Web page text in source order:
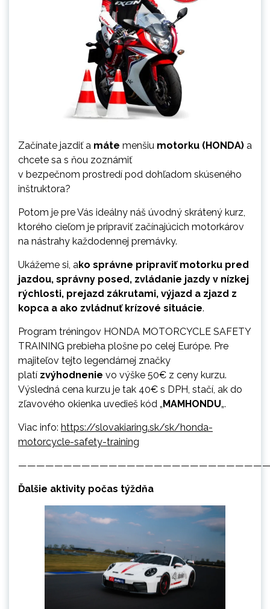
Začínate jazdiť a máte menšiu motorku (HONDA) a
chcete sa s ňou zoznámiť
v bezpečnom prostredí pod dohľadom skúseného
inštruktora?
Potom je pre Vás ideálny náš úvodný skrátený kurz,
ktorého cieľom je pripraviť začínajúcich motorkárov
na nástrahy každodennej premávky.
Ukážeme si, ako správne pripraviť motorku pred
jazdou, správny posed, zvládanie jazdy v nízkej
rýchlosti, prejazd zákrutami, výjazd a zjazd z
kopca a ako zvládnuť krízové situácie.
Program tréningov HONDA MOTORCYCLE SAFETY
TRAINING prebieha plošne po celej Európe. Pre
majiteľov tejto legendárnej značky
platí zvýhodnenie vo výške 50€ z ceny kurzu.
Výsledná cena kurzu je tak 40€ s DPH, stačí, ak do
zľavového okienka uvedieš kód „MAMHONDU„.
Viac info: https://slovakiaring.sk/sk/honda-
motorcycle-safety-training
Ďalšie aktivity počas týždňa